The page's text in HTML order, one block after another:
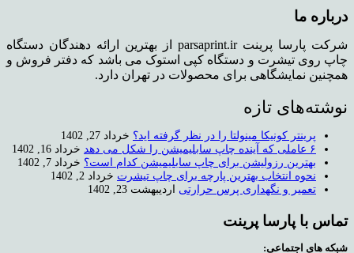
درباره ما
شرکت پارسا پرینت parsaprint.ir از بهترین ارائه دهندگان دستگاه
چاپ روی تیشرت و دستگاه کپی استوک می باشد که دفتر فروش و
همچنین نمایشگاهی برای محصولات در تهران دارد.
نوشته‌های تازه
پرینتر کونیکا مینولتا را در نظر گرفته اید؟ خرداد 27, 1402
۶ عاملی که آینده چاپ سابلیمیشن را شکل می دهد
خرداد 16, 1402
بهترین رزولیشن برای چاپ سابلیمیشن کدام است؟ خرداد 7, 1402
نحوه انتخاب بهترین پارچه برای چاپ تیشرت خرداد 2, 1402
تعمیر و نگهداری پرس حرارتی اردیبهشت 23, 1402
تماس با پارسا پرینت
شبکه های اجتماعی: